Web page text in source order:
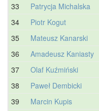
33 Patrycja Michalska
34 Piotr Kogut
35 Mateusz Kanarski
36 Amadeusz Kaniasty
37 Olaf Kuźmiński
38 Paweł Dembicki
39 Marcin Kupis